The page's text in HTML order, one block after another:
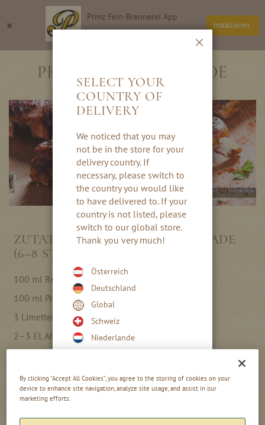
× Prinz Fein-Brennerei App
Installieren
Inhalt
Suche
PRINZ RUM-MARINADE
ZUTATEN FÜR DIE RUM-MARINADE
(6–8 STEAKS):
100 ml Rum Orange 40 %
100 ml Prinz Inländer Rum 60 %
3 Limetten (frisch gepresster Saft)
2–3 EL Ahornsirup
1 MSP Cayennepfeffer
By clicking “Accept All Cookies”, you agree to the storing of cookies on your
device to enhance site navigation, analyze site usage, and assist in our
marketing efforts.
SELECT YOUR
COUNTRY OF
DELIVERY
We noticed that you may
not be in the store for your
delivery country. If
necessary, please switch to
the country you would like
to have delivered to. If your
country is not listed, please
switch to our global store.
Thank you very much!
Österreich
Deutschland
Global
Schweiz
Niederlande